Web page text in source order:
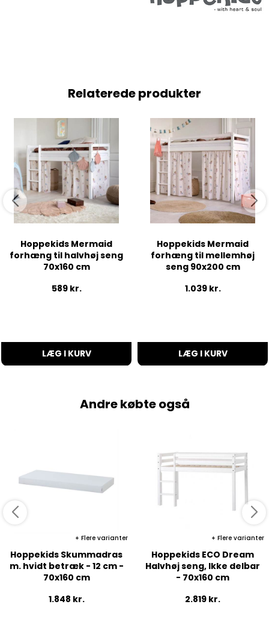
Relaterede produkter
Hoppekids Mermaid
forhæng til halvhøj seng
70x160 cm
589 kr.
LÆG I KURV
Hoppekids Mermaid
forhæng til mellemhøj
seng 90x200 cm
1.039 kr.
LÆG I KURV
Andre købte også
Flere varianter
Hoppekids Skummadras
m. hvidt betræk - 12 cm -
70x160 cm
1.848 kr.
Flere varianter
Hoppekids ECO Dream
Halvhøj seng, Ikke delbar
- 70x160 cm
2.819 kr.